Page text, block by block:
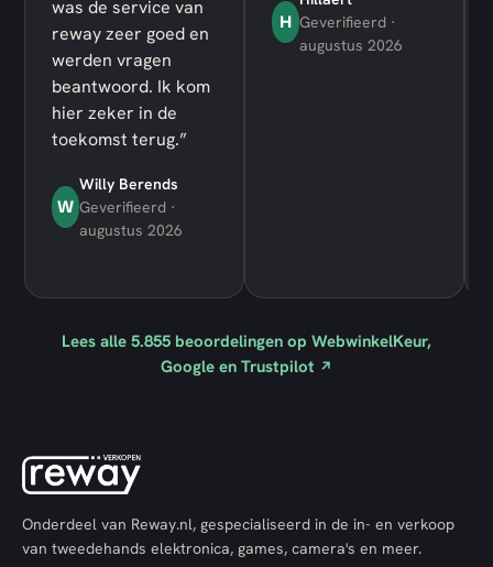
was de service van
reway zeer goed en
werden vragen
beantwoord. Ik kom
hier zeker in de
toekomst terug.”
W
Willy Berends
Geverifieerd ·
augustus 2026
H Geverifieerd ·
augustus 2026
Lees alle 5.855 beoordelingen op WebwinkelKeur,
Google en Trustpilot ↗
Onderdeel van Reway.nl, gespecialiseerd in de in- en verkoop
van tweedehands elektronica, games, camera's en meer.